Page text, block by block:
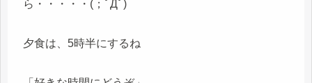
ら・・・・・(；ﾟДﾟ)
夕食は、5時半にするね